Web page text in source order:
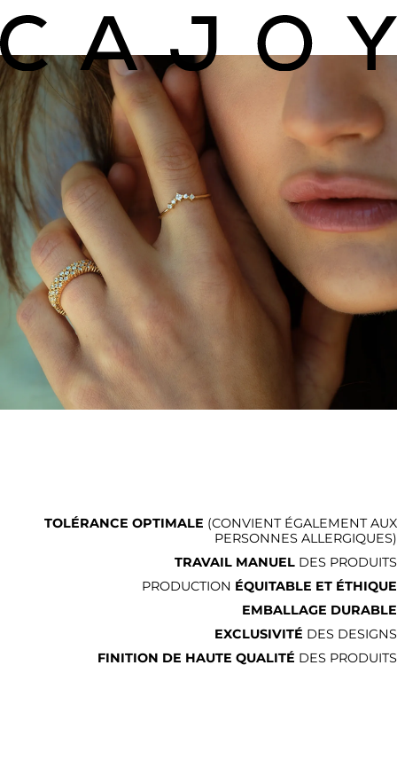
TOLÉRANCE OPTIMALE (CONVIENT ÉGALEMENT AUX
PERSONNES ALLERGIQUES)
TRAVAIL MANUEL DES PRODUITS
PRODUCTION ÉQUITABLE ET ÉTHIQUE
EMBALLAGE DURABLE
EXCLUSIVITÉ DES DESIGNS
FINITION DE HAUTE QUALITÉ DES PRODUITS